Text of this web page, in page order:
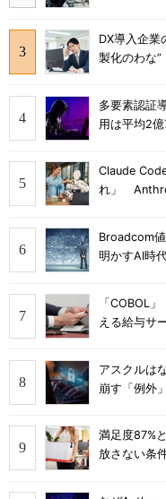
DX導入企
製化のわな”
多要素認証
用は平均2
Claude
れ」
Broadcom
明かすAI時
「COBOL
える給与サ
アスクルは
崩す「例外
満足度87%
放さない条